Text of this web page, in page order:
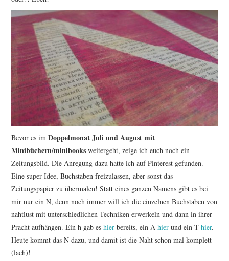
Bevor es imDoppelmonat Juli und August mit
Minibüchern/minibooks weitergeht, zeige ich euch noch ein
Zeitungsbild. Die Anregung dazu hatte ich auf Pinterest gefunden.
Eine super Idee, Buchstaben freizulassen, aber sonst das
Zeitungspapier zu übermalen! Statt eines ganzen Namens gibt es bei
mir nur ein N, denn noch immer will ich die einzelnen Buchstaben von
nahtlust mit unterschiedlichen Techniken erwerkeln und dann in ihrer
Pracht aufhängen. Ein h gab eshierbereits, ein Ahierund ein Thier.
Heute kommt das N dazu, und damit ist die Naht schon mal komplett
(lach)!